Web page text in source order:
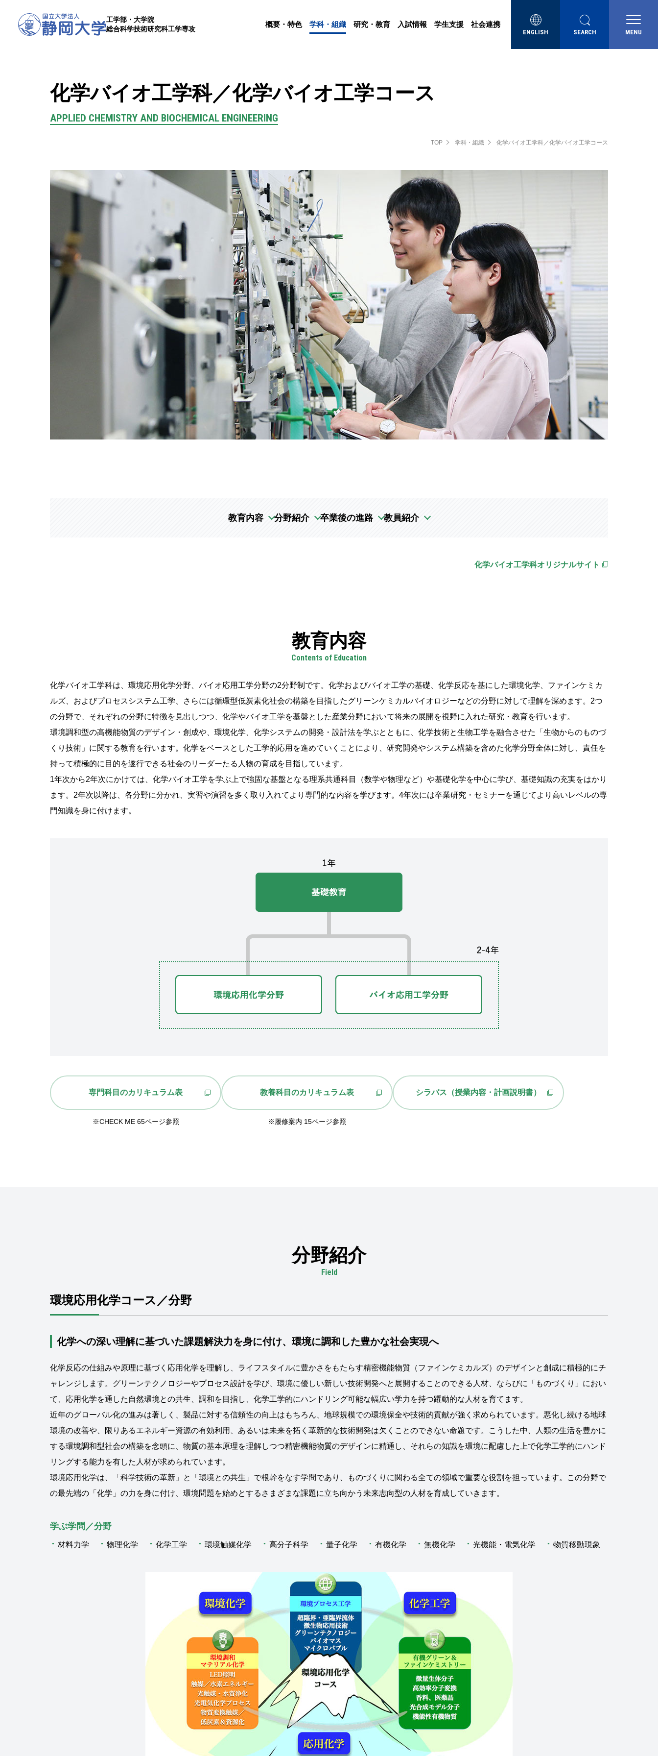
工学部・大学院
総合科学技術研究科工学専攻
概要・特色 学科・組織 研究・教育 入試情報 学生支援 社会連携
ENGLISH SEARCH MENU
化学バイオ工学科／化学バイオ工学コース
APPLIED CHEMISTRY AND BIOCHEMICAL ENGINEERING
TOP 学科・組織 化学バイオ工学科／化学バイオ工学コース
教育内容 分野紹介 卒業後の進路 教員紹介
化学バイオ工学科オリジナルサイト
教育内容
Contents of Education
化学バイオ工学科は、環境応用化学分野、バイオ応用工学分野の2分野制です。化学およびバイオ工学の基礎、化学反応を基にした環境化学、ファインケミカ
ルズ、およびプロセスシステム工学、さらには循環型低炭素化社会の構築を目指したグリーンケミカルバイオロジーなどの分野に対して理解を深めます。2つ
の分野で、それぞれの分野に特徴を見出しつつ、化学やバイオ工学を基盤とした産業分野において将来の展開を視野に入れた研究・教育を行います。
環境調和型の高機能物質のデザイン・創成や、環境化学、化学システムの開発・設計法を学ぶとともに、化学技術と生物工学を融合させた「生物からのものづ
くり技術」に関する教育を行います。化学をベースとした工学的応用を進めていくことにより、研究開発やシステム構築を含めた化学分野全体に対し、責任を
持って積極的に目的を遂行できる社会のリーダーたる人物の育成を目指しています。
1年次から2年次にかけては、化学バイオ工学を学ぶ上で強固な基盤となる理系共通科目（数学や物理など）や基礎化学を中心に学び、基礎知識の充実をはかり
ます。2年次以降は、各分野に分かれ、実習や演習を多く取り入れてより専門的な内容を学びます。4年次には卒業研究・セミナーを通じてより高いレベルの専
門知識を身に付けます。
専門科目のカリキュラム表
※CHECK ME 65ページ参照
教養科目のカリキュラム表
※履修案内 15ページ参照
シラバス（授業内容・計画説明書）
分野紹介
Field
環境応用化学コース／分野
化学への深い理解に基づいた課題解決力を身に付け、環境に調和した豊かな社会実現へ
化学反応の仕組みや原理に基づく応用化学を理解し、ライフスタイルに豊かさをもたらす精密機能物質（ファインケミカルズ）のデザインと創成に積極的にチ
ャレンジします。グリーンテクノロジーやプロセス設計を学び、環境に優しい新しい技術開発へと展開することのできる人材、ならびに「ものづくり」におい
て、応用化学を通した自然環境との共生、調和を目指し、化学工学的にハンドリング可能な幅広い学力を持つ躍動的な人材を育てます。
近年のグローバル化の進みは著しく、製品に対する信頼性の向上はもちろん、地球規模での環境保全や技術的貢献が強く求められています。悪化し続ける地球
環境の改善や、限りあるエネルギー資源の有効利用、あるいは未来を拓く革新的な技術開発は欠くことのできない命題です。こうした中、人類の生活を豊かに
する環境調和型社会の構築を念頭に、物質の基本原理を理解しつつ精密機能物質のデザインに精通し、それらの知識を環境に配慮した上で化学工学的にハンド
リングする能力を有した人材が求められています。
環境応用化学は、「科学技術の革新」と「環境との共生」で根幹をなす学問であり、ものづくりに関わる全ての領域で重要な役割を担っています。この分野で
の最先端の「化学」の力を身に付け、環境問題を始めとするさまざまな課題に立ち向かう未来志向型の人材を育成していきます。
学ぶ学問／分野
材料力学 物理化学 化学工学 環境触媒化学 高分子科学 量子化学 有機化学 無機化学 光機能・電気化学 物質移動現象